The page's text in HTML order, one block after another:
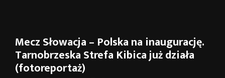
Mecz Słowacja – Polska na inaugurację.
Tarnobrzeska Strefa Kibica już działa
(fotoreportaż)